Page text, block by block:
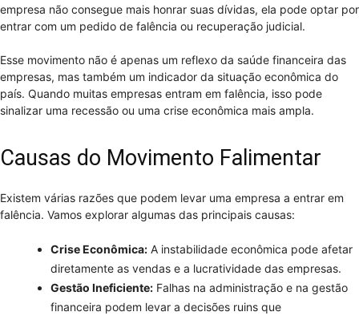
empresa não consegue mais honrar suas dívidas, ela pode optar por
entrar com um pedido de falência ou recuperação judicial.
Esse movimento não é apenas um reflexo da saúde financeira das
empresas, mas também um indicador da situação econômica do
país. Quando muitas empresas entram em falência, isso pode
sinalizar uma recessão ou uma crise econômica mais ampla.
Causas do Movimento Falimentar
Existem várias razões que podem levar uma empresa a entrar em
falência. Vamos explorar algumas das principais causas:
Crise Econômica: A instabilidade econômica pode afetar
diretamente as vendas e a lucratividade das empresas.
Gestão Ineficiente: Falhas na administração e na gestão
financeira podem levar a decisões ruins que